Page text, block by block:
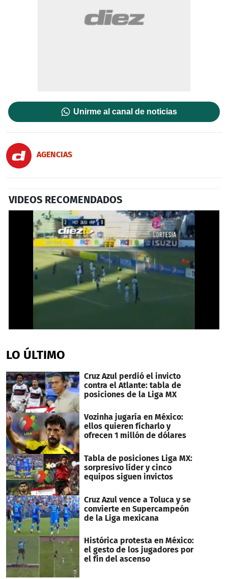
Unirme al canal de noticias
AGENCIAS
VIDEOS RECOMENDADOS
of
37
LO ÚLTIMO
Cruz Azul perdió el invicto
contra el Atlante: tabla de
posiciones de la Liga MX
Vozinha jugaría en México:
ellos quieren ficharlo y
ofrecen 1 millón de dólares
Tabla de posiciones Liga MX:
sorpresivo líder y cinco
equipos siguen invictos
Cruz Azul vence a Toluca y se
convierte en Supercampeón
de la Liga mexicana
Histórica protesta en México:
el gesto de los jugadores por
el fin del ascenso